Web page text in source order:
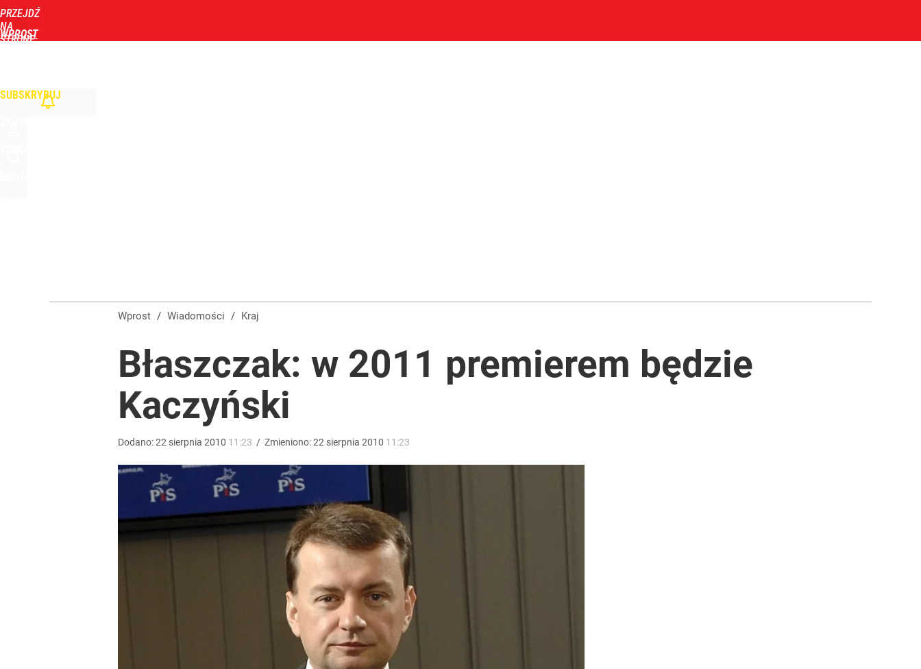
PRZEJDŹ
NA
STRONĘ
WPROST
SUBSKRYBUJ
dodaj
Farmacja: wzrost pod presją. co czeka branżę do 2030 roku?
Wrze po roku Nawrockiego. „Największa hańba” kontra „Cała Europa nam go zazdrości”
Prześwietlili 272 tys. wzmianek o Nawrockim. Ten temat działa na jego korzyść
Wprost / Wiadomości / Kraj
Błaszczak: w 2011 premierem będzie
Kaczyński
Dodano:22 sierpnia 2010 11:23 / Zmieniono:22 sierpnia 2010 11:23